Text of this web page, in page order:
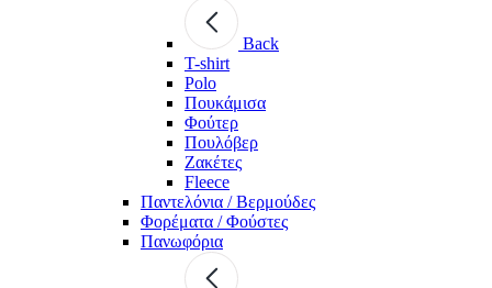
Back
T-shirt
Polo
Πουκάμισα
Φούτερ
Πουλόβερ
Ζακέτες
Fleece
Παντελόνια / Βερμούδες
Φορέματα / Φούστες
Πανωφόρια